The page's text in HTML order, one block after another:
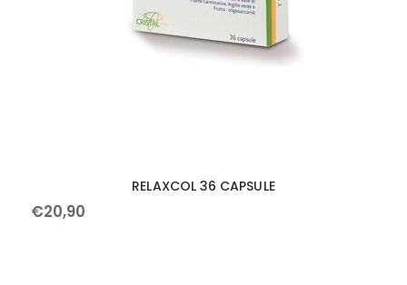
RELAXCOL 36 CAPSULE
€20,90